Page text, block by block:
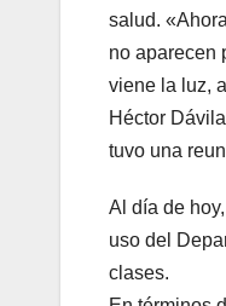
salud.
no aparecen
viene la luz,
Héctor
tuvo una
Al día de
uso del
clases.